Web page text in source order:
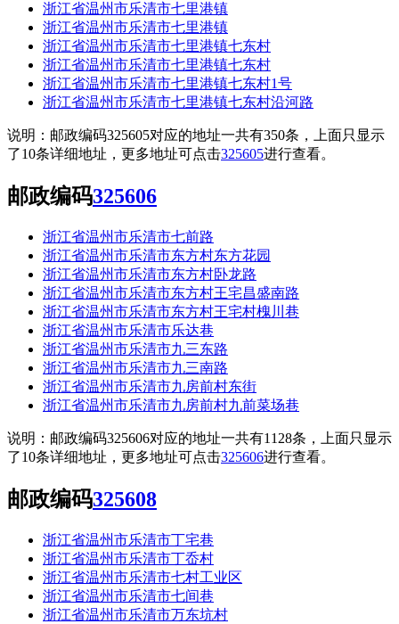
浙江省温州市乐清市七里港镇
浙江省温州市乐清市七里港镇
浙江省温州市乐清市七里港镇七东村
浙江省温州市乐清市七里港镇七东村
浙江省温州市乐清市七里港镇七东村1号
浙江省温州市乐清市七里港镇七东村沿河路
说明：邮政编码325605对应的地址一共有350条，上面只显示
了10条详细地址，更多地址可点击325605进行查看。
邮政编码325606
浙江省温州市乐清市七前路
浙江省温州市乐清市东方村东方花园
浙江省温州市乐清市东方村卧龙路
浙江省温州市乐清市东方村王宅昌盛南路
浙江省温州市乐清市东方村王宅村槐川巷
浙江省温州市乐清市乐达巷
浙江省温州市乐清市九三东路
浙江省温州市乐清市九三南路
浙江省温州市乐清市九房前村东街
浙江省温州市乐清市九房前村九前菜场巷
说明：邮政编码325606对应的地址一共有1128条，上面只显示
了10条详细地址，更多地址可点击325606进行查看。
邮政编码325608
浙江省温州市乐清市丁宅巷
浙江省温州市乐清市丁岙村
浙江省温州市乐清市七村工业区
浙江省温州市乐清市七间巷
浙江省温州市乐清市万东坑村